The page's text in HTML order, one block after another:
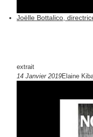
Joëlle Bottalico,
extrait
14 Janvier 2019Elaine